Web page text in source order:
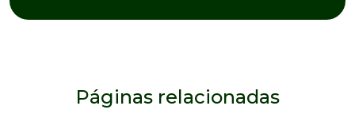
Páginas relacionadas